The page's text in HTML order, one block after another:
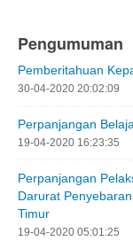
Pengumuman
Pemberitahuan
30-04-2020 20:02:09
Perpanjangan
19-04-2020 16:23:35
Perpanjangan
Darurat
Timur
19-04-2020 05:01:25